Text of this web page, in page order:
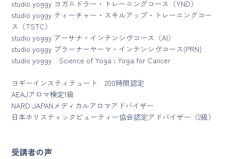
studio yoggy ヨガニドラー・トレーニングコース（YND）
studio yoggy ティーチャー・スキルアップ・トレーニングコー
ス（TSTC）
studio yoggy アーサナ・インテンシヴコース（AI）
studio yoggy プラーナーヤーマ・インテンシヴコース(PRN)
studio yoggy Science of Yoga : Yoga for Cancer
ヨギーインスティテュート 200時間認定
AEAJアロマ検定1級
NARD JAPANメディカルアロマアドバイザー
日本ホリスティックビューティー協会認定アドバイザー（2級）
受講者の声